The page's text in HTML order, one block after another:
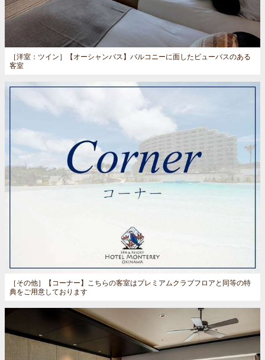
［洋室：ツイン］
【オーシャンバス】バルコニーに面したビューバスのある
客室
［その他］
【コーナー】こちらの客室はプレミアムクラブフロアと同等の特
典をご用意しております